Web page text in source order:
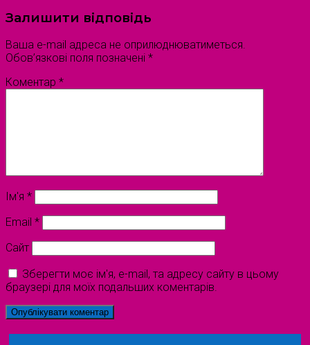
Залишити відповідь
Ваша e-mail адреса не оприлюднюватиметься.
Обов’язкові поля позначені *
Коментар *
Ім'я *
Email *
Сайт
Зберегти моє ім'я, e-mail, та адресу сайту в цьому
браузері для моїх подальших коментарів.